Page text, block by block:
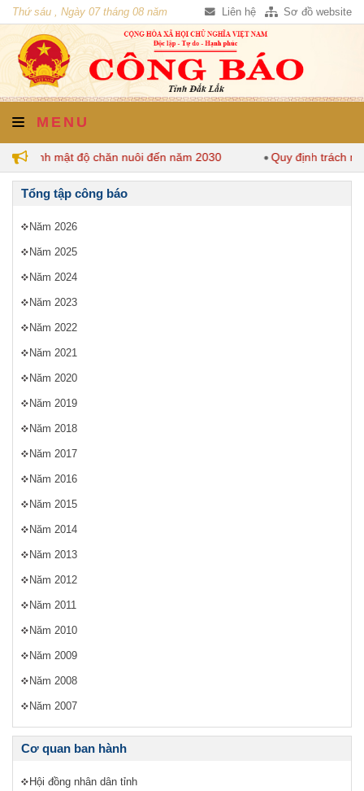
Thứ sáu , Ngày 07 tháng 08 năm
2026
Liên hệ Sơ đồ website
MENU
định mật độ chăn nuôi đến năm 2030 Quy định trách
Tổng tập công báo
Năm 2026
Năm 2025
Năm 2024
Năm 2023
Năm 2022
Năm 2021
Năm 2020
Năm 2019
Năm 2018
Năm 2017
Năm 2016
Năm 2015
Năm 2014
Năm 2013
Năm 2012
Năm 2011
Năm 2010
Năm 2009
Năm 2008
Năm 2007
Cơ quan ban hành
Hội đồng nhân dân tỉnh